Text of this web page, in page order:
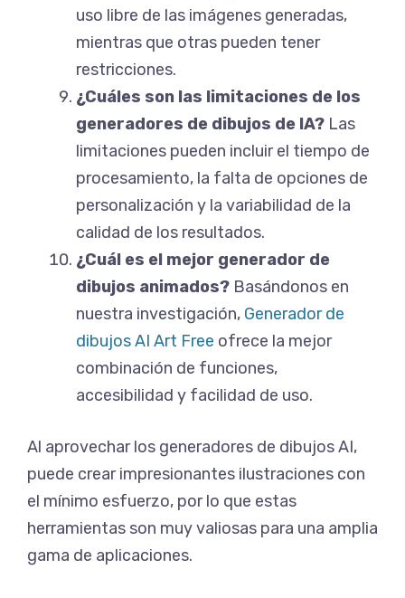
uso libre de las imágenes generadas,
mientras que otras pueden tener
restricciones.
¿Cuáles son las limitaciones de los
generadores de dibujos de IA? Las
limitaciones pueden incluir el tiempo de
procesamiento, la falta de opciones de
personalización y la variabilidad de la
calidad de los resultados.
¿Cuál es el mejor generador de
dibujos animados? Basándonos en
nuestra investigación, Generador de
dibujos AI Art Free ofrece la mejor
combinación de funciones,
accesibilidad y facilidad de uso.
Al aprovechar los generadores de dibujos AI,
puede crear impresionantes ilustraciones con
el mínimo esfuerzo, por lo que estas
herramientas son muy valiosas para una amplia
gama de aplicaciones.